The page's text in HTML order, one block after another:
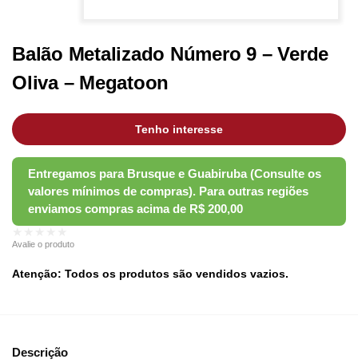
Balão Metalizado Número 9 – Verde
Oliva – Megatoon
Tenho interesse
Avalie o produto
Atenção: Todos os produtos são vendidos vazios.
Descrição